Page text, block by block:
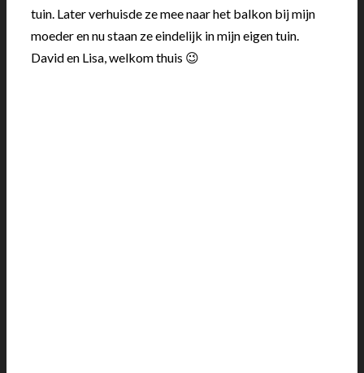
tuin. Later verhuisde ze mee naar het balkon bij mijn
moeder en nu staan ze eindelijk in mijn eigen tuin.
David en Lisa, welkom thuis 😉